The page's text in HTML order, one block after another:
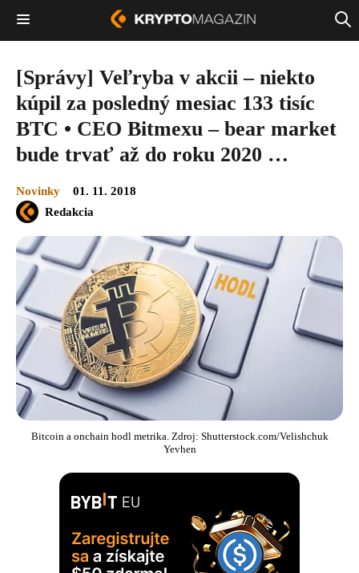
[Správy] Veľryba v akcii – niekto
kúpil za posledný mesiac 133 tisíc
BTC • CEO Bitmexu – bear market
bude trvať až do roku 2020 …
Novinky
01. 11. 2018
Redakcia
Bitcoin a onchain hodl metrika. Zdroj: Shutterstock.com/Velishchuk
Yevhen